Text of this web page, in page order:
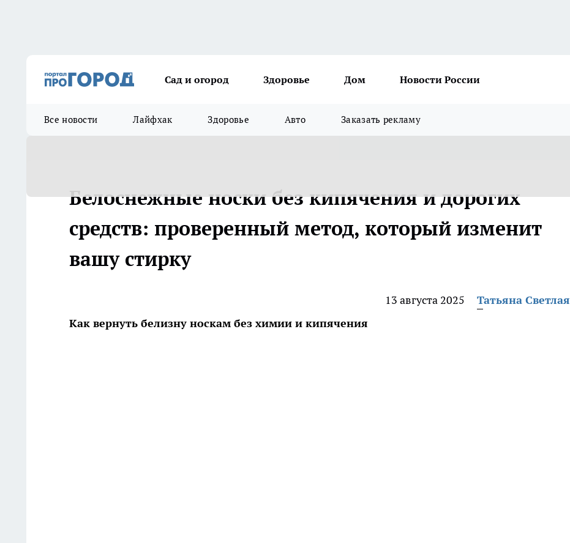
Сад и огород Здоровье Дом Новости России
Все новости Лайфхак Здоровье Авто Заказать рекламу
Белоснежные носки без кипячения и дорогих
средств: проверенный метод, который изменит
вашу стирку
13 августа 2025
Татьяна Светлая
Как вернуть белизну носкам без химии и кипячения